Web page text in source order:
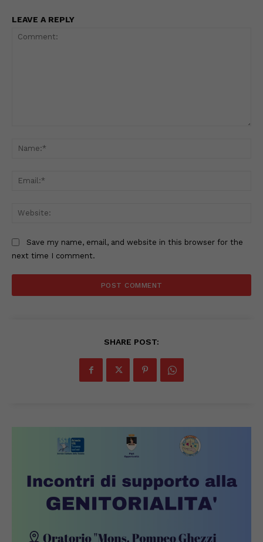
LEAVE A REPLY
Save my name, email, and website in this browser for the
next time I comment.
SHARE POST: